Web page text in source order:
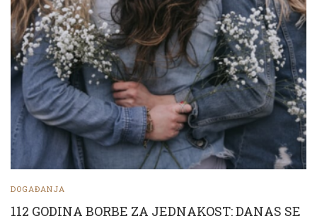
DOGAĐANJA
112 GODINA BORBE ZA JEDNAKOST: DANAS SE